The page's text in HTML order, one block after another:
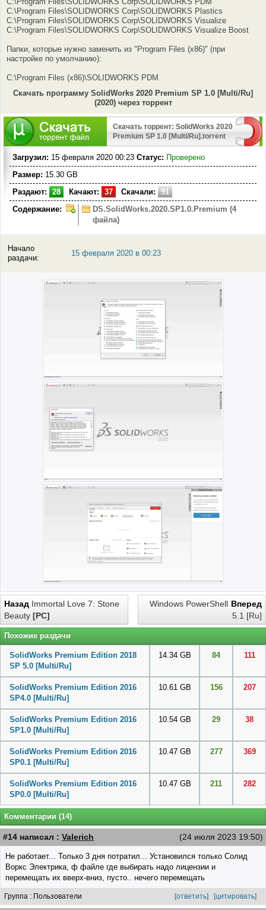
C:\Program Files\SOLIDWORKS Corp\SOLIDWORKS Plastics
C:\Program Files\SOLIDWORKS Corp\SOLIDWORKS Visualize
C:\Program Files\SOLIDWORKS Corp\SOLIDWORKS Visualize Boost
Папки, которые нужно заменить из "Program Files (x86)" (при
настройке по умолчанию):
C:\Program Files (x86)\SOLIDWORKS PDM
Скачать программу SolidWorks 2020 Premium SP 1.0 [Multi/Ru]
(2020) через торрент
Скачать торрент: SolidWorks 2020
Premium SP 1.0 [Multi/Ru].torrent
Загрузил: 15 февраля 2020 00:23 Статус: Проверено
Размер: 15.30 GB
Раздают:
28 Качают: 37 Скачали:
91
Содержание:
DS.SolidWorks.2020.SP1.0.Premium (4
файла)
Начало
раздачи:
15 февраля 2020 в 00:23
Назад Immortal Love 7: Stone
Beauty [PC]
Вперед
Windows PowerShell
5.1 [Ru]
Похожие раздачи
SolidWorks Premium Edition 2018
SP 5.0 [Multi/Ru]
14.34 GB 84 111
SolidWorks Premium Edition 2016
SP4.0 [Multi/Ru]
10.61 GB 156 207
SolidWorks Premium Edition 2016
SP1.0 [Multi/Ru]
10.54 GB 29 38
SolidWorks Premium Edition 2016
SP0.1 [Multi/Ru]
10.47 GB 277 369
SolidWorks Premium Edition 2016
SP0.0 [Multi/Ru]
10.47 GB 211 282
Комментарии (14)
(24 июля 2023 19:50)
#14 написал : Valerich
Не работает... Только 3 дня потратил... Установился только Солид
Воркс Электрика, ф файле где выбирать надо лицензии и
перемещать их вверх-вниз, пусто.. нечего перемещать
Группа : Пользователи [ответить] [цитировать]